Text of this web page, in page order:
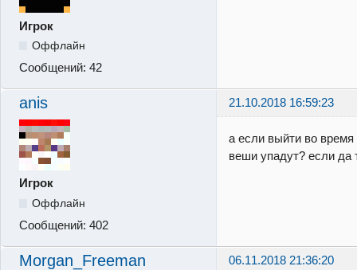
Игрок
Оффлайн
Сообщений: 42
anis 21.10.2018 16:59:23
Игрок
Оффлайн
Сообщений: 402
а если выйти во время
веши упадут? если
Morgan_Freeman 06.11.2018 21:36:20